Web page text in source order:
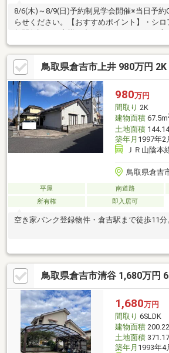
8/6(木)～8/9(日)予約制見学会開催※当日予約
らせください。【おすすめポイント】・シロ
案。住宅ローンが初めての方でもお気軽に
施設】・上北条小学校400ｍ（徒歩5分）・
歩30分）鳥取県倉吉市上井 980万円 2K
980万円
間取り 2K
建物面積67.5m
土地面積
築年月 1997年2
ＪＲ山陰本
鳥取県倉吉
平屋 南道路
所有権
即入居可
空き家バンク登録物件・倉吉駅まで徒歩11分
鳥取県倉吉市清谷 1,680万円
1,680万円
間取り 6SLDK
建物面積
土地面積
築年月 1993年4